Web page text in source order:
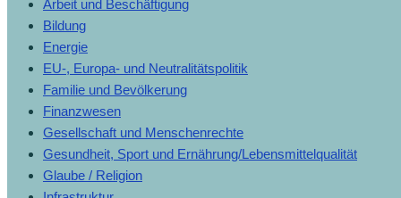
Arbeit und Beschäftigung
Bildung
Energie
EU-, Europa- und Neutralitätspolitik
Familie und Bevölkerung
Finanzwesen
Gesellschaft und Menschenrechte
Gesundheit, Sport und Ernährung/Lebensmittelqualität
Glaube / Religion